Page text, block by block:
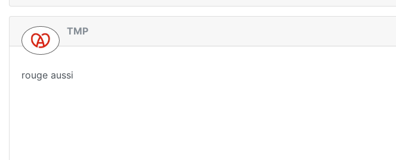
TMP
rouge aussi